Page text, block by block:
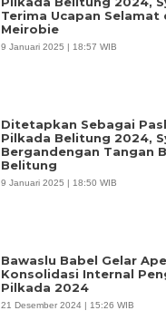
Terima Ucapan Selamat
Meirobie
9 Januari 2025 | 18:57 WIB
Ditetapkan Sebagai
Pilkada Belitung 2024,
Bergandengan Tangan
Belitung
9 Januari 2025 | 18:50 WIB
Bawaslu Babel Gelar
Konsolidasi Internal
Pilkada 2024
21 Desember 2024 | 15:26 WIB